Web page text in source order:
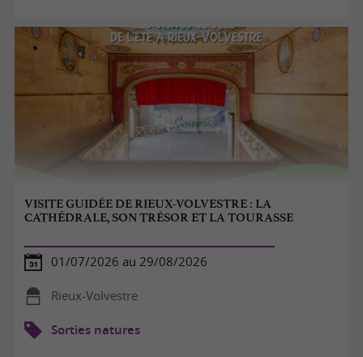
VISITE GUIDÉE DE RIEUX-VOLVESTRE : LA
CATHÉDRALE, SON TRÉSOR ET LA TOURASSE
01/07/2026 au 29/08/2026
Rieux-Volvestre
Sorties natures